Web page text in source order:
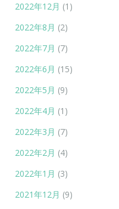
2022年12月 (1)
2022年8月 (2)
2022年7月 (7)
2022年6月 (15)
2022年5月 (9)
2022年4月 (1)
2022年3月 (7)
2022年2月 (4)
2022年1月 (3)
2021年12月 (9)